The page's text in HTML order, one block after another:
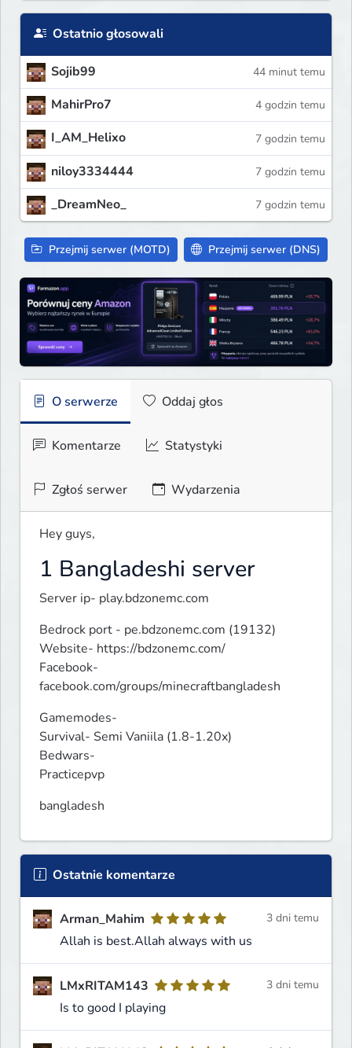
Ostatnio głosowali
Sojib99 44 minut temu
MahirPro7 4 godzin temu
I_AM_Helixo 7 godzin temu
niloy3334444 7 godzin temu
_DreamNeo_ 7 godzin temu
Przejmij serwer (MOTD) Przejmij serwer (DNS)
O serwerze Oddaj głos
Komentarze Statystyki
Zgłoś serwer Wydarzenia
Hey guys,
1 Bangladeshi server
Server ip- play.bdzonemc.com
Bedrock port - pe.bdzonemc.com (19132)
Website- https://bdzonemc.com/
Facebook-
facebook.com/groups/minecraftbangladesh
Gamemodes-
Survival- Semi Vaniila (1.8-1.20x)
Bedwars-
Practicepvp
bangladesh
Ostatnie komentarze
Arman_Mahim
Allah is best.Allah always with us
3 dni temu
LMxRITAM143
Is to good I playing
3 dni temu